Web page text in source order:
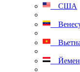
США
Йемен